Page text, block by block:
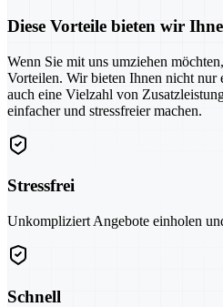
Diese Vorteile bieten wir
Wenn Sie mit uns umziehen
Vorteilen. Wir bieten Ihnen nicht nur
auch eine Vielzahl von
einfacher und stressfreier machen.
Stressfrei
Unkompliziert Angebote einholen
Schnell